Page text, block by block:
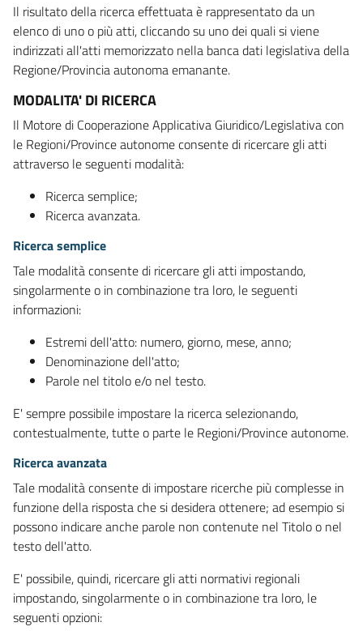
Il risultato della ricerca effettuata è rappresentato da un
elenco di uno o più atti, cliccando su uno dei quali si viene
indirizzati all'atti memorizzato nella banca dati legislativa della
Regione/Provincia autonoma emanante.
MODALITA' DI RICERCA
Il Motore di Cooperazione Applicativa Giuridico/Legislativa con
le Regioni/Province autonome consente di ricercare gli atti
attraverso le seguenti modalità:
Ricerca semplice;
Ricerca avanzata.
Ricerca semplice
Tale modalità consente di ricercare gli atti impostando,
singolarmente o in combinazione tra loro, le seguenti
informazioni:
Estremi dell'atto: numero, giorno, mese, anno;
Denominazione dell'atto;
Parole nel titolo e/o nel testo.
E' sempre possibile impostare la ricerca selezionando,
contestualmente, tutte o parte le Regioni/Province autonome.
Ricerca avanzata
Tale modalità consente di impostare ricerche più complesse in
funzione della risposta che si desidera ottenere; ad esempio si
possono indicare anche parole non contenute nel Titolo o nel
testo dell'atto.
E' possibile, quindi, ricercare gli atti normativi regionali
impostando, singolarmente o in combinazione tra loro, le
seguenti opzioni: